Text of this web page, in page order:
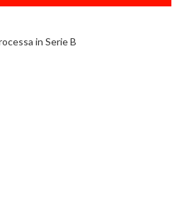
in Serie B